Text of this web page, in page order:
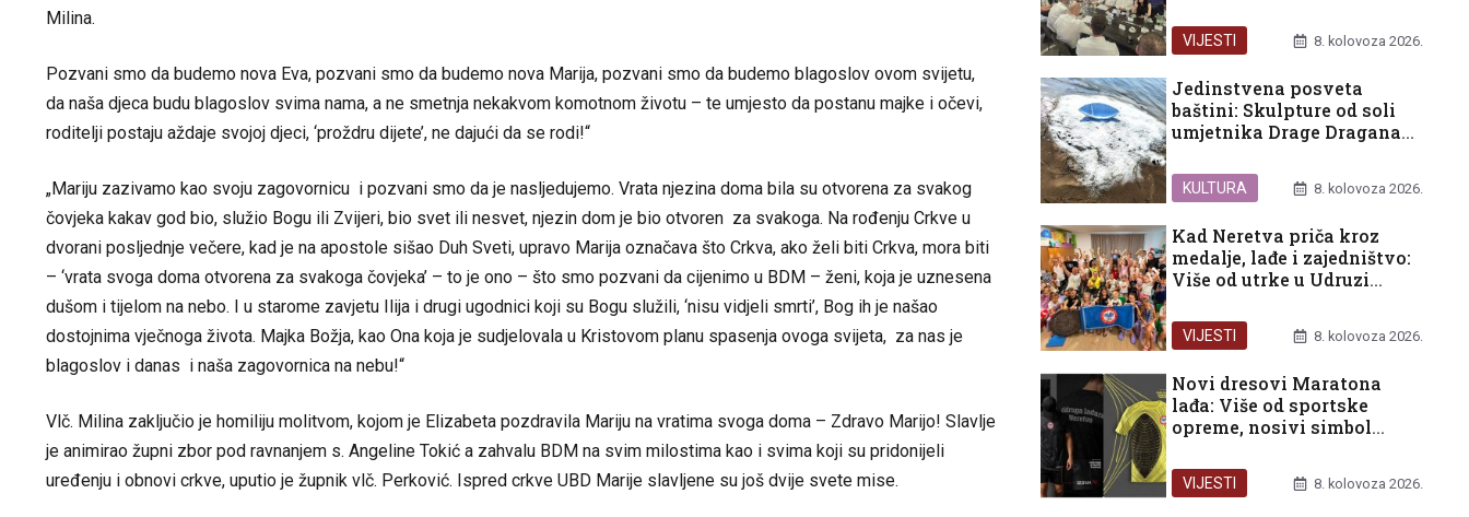
Milina.
Pozvani smo da budemo nova Eva, pozvani smo da budemo nova Marija, pozvani smo da budemo blagoslov ovom svijetu,
da naša djeca budu blagoslov svima nama, a ne smetnja nekakvom komotnom životu – te umjesto da postanu majke i očevi,
roditelji postaju aždaje svojoj djeci, ‘proždru dijete’, ne dajući da se rodi!“
„Mariju zazivamo kao svoju zagovornicu i pozvani smo da je nasljedujemo. Vrata njezina doma bila su otvorena za svakog
čovjeka kakav god bio, služio Bogu ili Zvijeri, bio svet ili nesvet, njezin dom je bio otvoren za svakoga. Na rođenju Crkve u
dvorani posljednje večere, kad je na apostole sišao Duh Sveti, upravo Marija označava što Crkva, ako želi biti Crkva, mora biti
– ‘vrata svoga doma otvorena za svakoga čovjeka’ – to je ono – što smo pozvani da cijenimo u BDM – ženi, koja je uznesena
dušom i tijelom na nebo. I u starome zavjetu Ilija i drugi ugodnici koji su Bogu služili, ‘nisu vidjeli smrti’, Bog ih je našao
dostojnima vječnoga života. Majka Božja, kao Ona koja je sudjelovala u Kristovom planu spasenja ovoga svijeta, za nas je
blagoslov i danas i naša zagovornica na nebu!“
Vlč. Milina zaključio je homiliju molitvom, kojom je Elizabeta pozdravila Mariju na vratima svoga doma – Zdravo Marijo! Slavlje
je animirao župni zbor pod ravnanjem s. Angeline Tokić a zahvalu BDM na svim milostima kao i svima koji su pridonijeli
uređenju i obnovi crkve, uputio je župnik vlč. Perković. Ispred crkve UBD Marije slavljene su još dvije svete mise.
VIJESTI 8. kolovoza 2026.
Jedinstvena posveta
baštini: Skulpture od soli
umjetnika Drage Dragana
KULTURA 8. kolovoza 2026.
Kad Neretva priča kroz
medalje, lađe i zajedništvo:
Više od utrke u Udruzi
VIJESTI 8. kolovoza 2026.
Novi dresovi Maratona
lađa: Više od sportske
opreme, nosivi simbol
VIJESTI 8. kolovoza 2026.